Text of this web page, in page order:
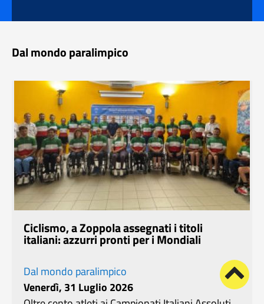
Dal mondo paralimpico
Ciclismo, a Zoppola assegnati i titoli
italiani: azzurri pronti per i Mondiali
Dal mondo paralimpico
Venerdì, 31 Luglio 2026